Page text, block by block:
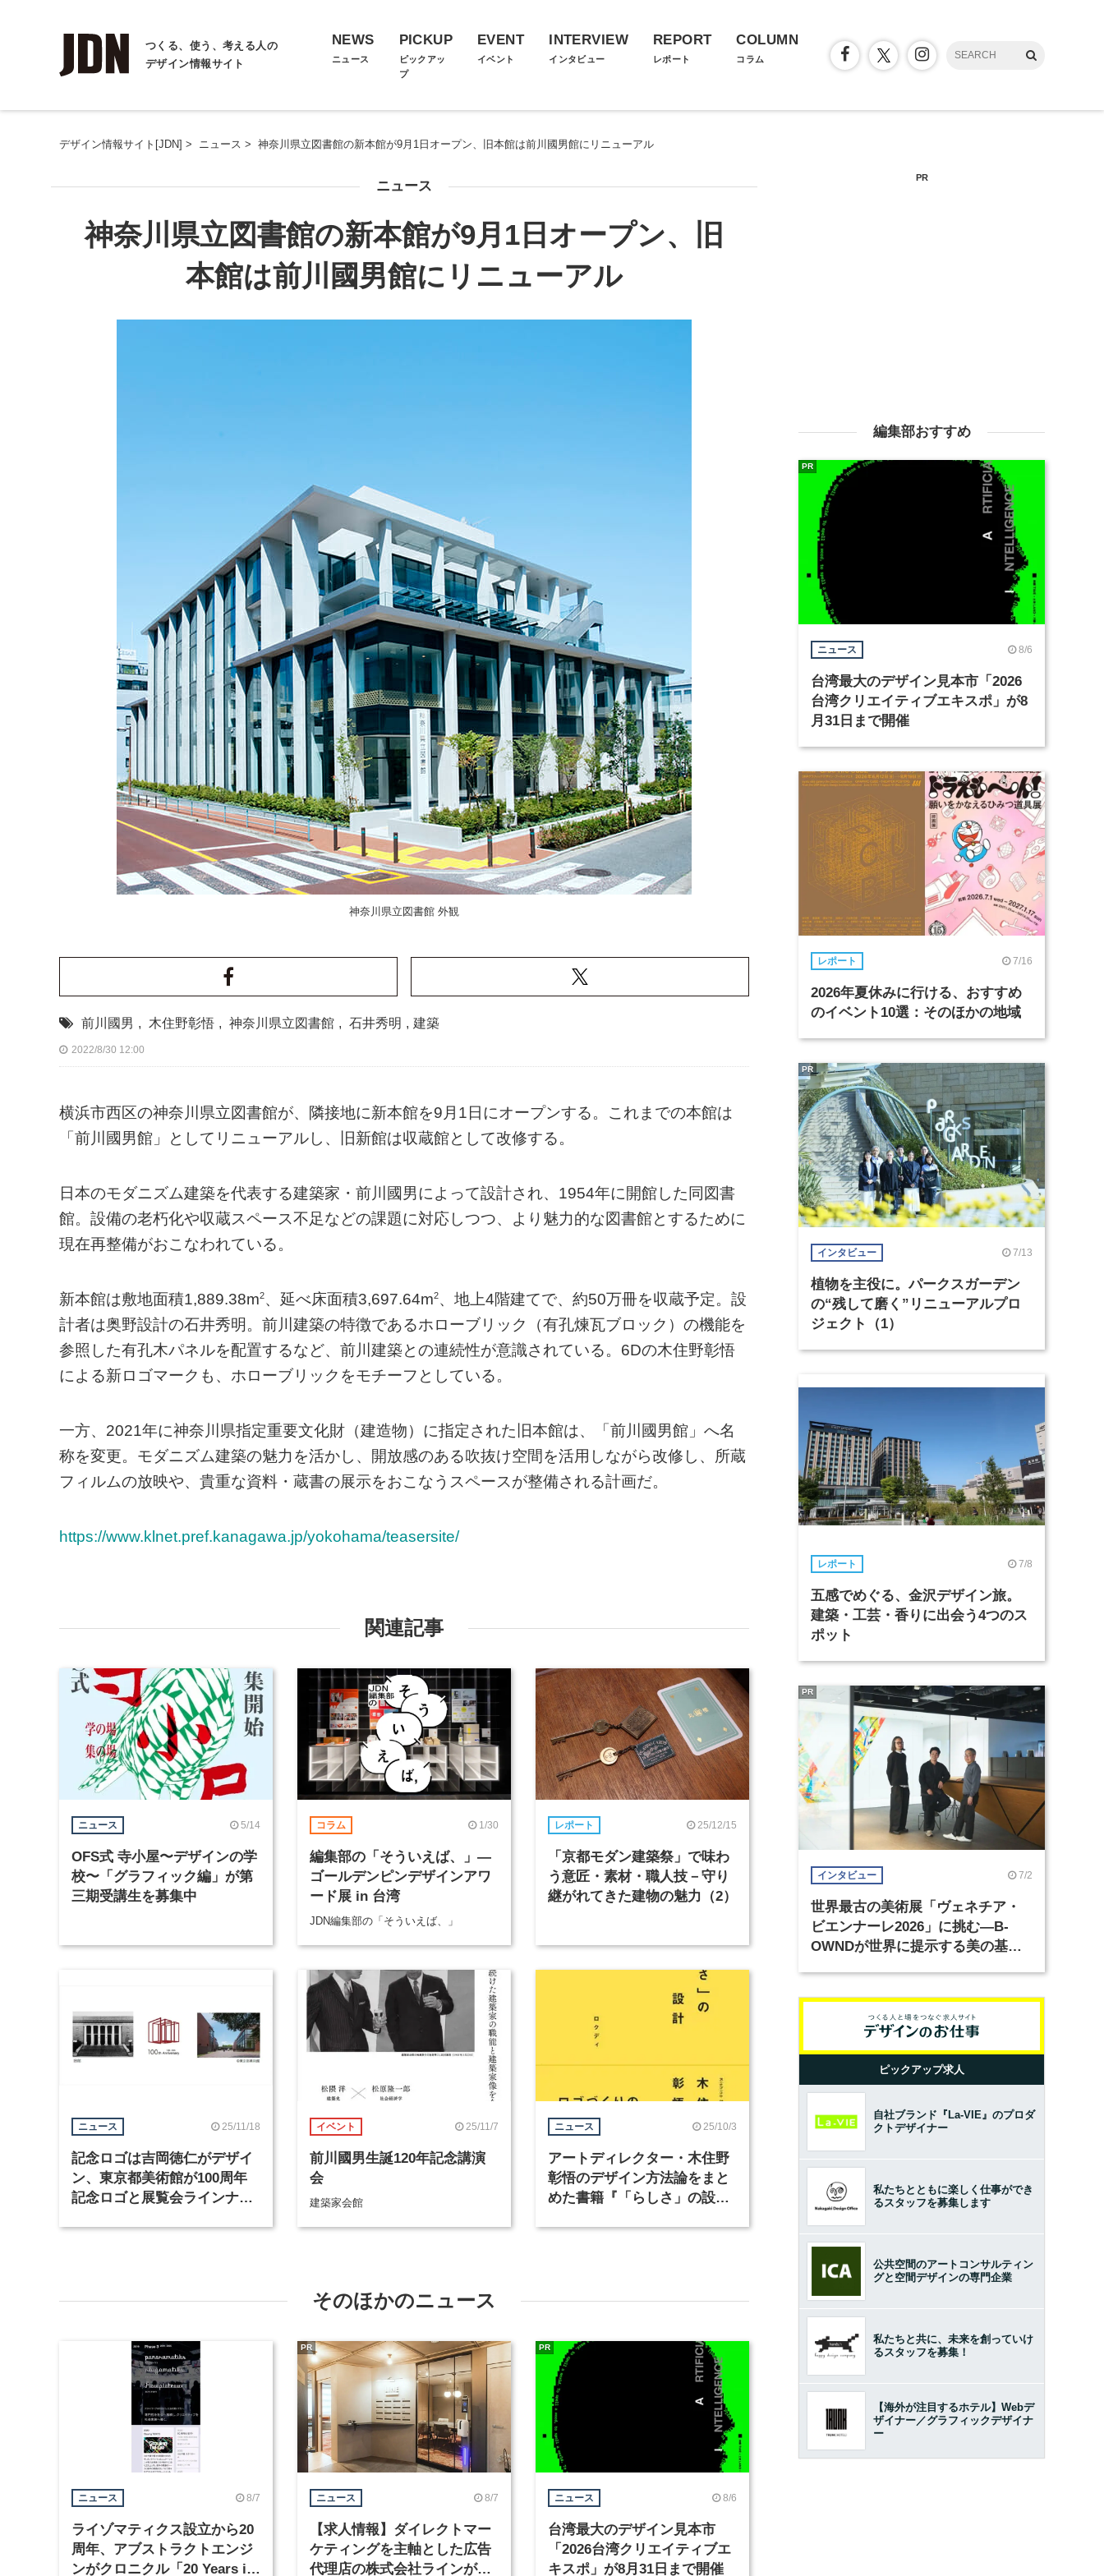
つくる、使う、考える人の
デザイン情報サイト
NEWS
ニュース
PICKUP
ピックアッ
プ
EVENT
イベント
INTERVIEW
インタビュー
REPORT
レポート
COLUMN
コラム
デザイン情報サイト[JDN] > ニュース > 神奈川県立図書館の新本館が9月1日オープン、旧本館は前川國男館にリニューアル
ニュース
神奈川県立図書館の新本館が9月1日オープン、旧
本館は前川國男館にリニューアル
神奈川県立図書館 外観
前川國男 , 木住野彰悟 , 神奈川県立図書館 , 石井秀明 , 建築
2022/8/30 12:00
横浜市西区の神奈川県立図書館が、隣接地に新本館を9月1日にオープンする。これまでの本館は
「前川國男館」としてリニューアルし、旧新館は収蔵館として改修する。
日本のモダニズム建築を代表する建築家・前川國男によって設計され、1954年に開館した同図書
館。設備の老朽化や収蔵スペース不足などの課題に対応しつつ、より魅力的な図書館とするために
現在再整備がおこなわれている。
新本館は敷地面積1,889.38m2、延べ床面積3,697.64m2、地上4階建てで、約50万冊を収蔵予定。設
計者は奥野設計の石井秀明。前川建築の特徴であるホローブリック（有孔煉瓦ブロック）の機能を
参照した有孔木パネルを配置するなど、前川建築との連続性が意識されている。6Dの木住野彰悟
による新ロゴマークも、ホローブリックをモチーフとしている。
一方、2021年に神奈川県指定重要文化財（建造物）に指定された旧本館は、「前川國男館」へ名
称を変更。モダニズム建築の魅力を活かし、開放感のある吹抜け空間を活用しながら改修し、所蔵
フィルムの放映や、貴重な資料・蔵書の展示をおこなうスペースが整備される計画だ。
https://www.klnet.pref.kanagawa.jp/yokohama/teasersite/
関連記事
ニュース 5/14
OFS式 寺小屋〜デザインの学
校〜「グラフィック編」が第
三期受講生を募集中
コラム 1/30
編集部の「そういえば、」―
ゴールデンピンデザインアワ
ード展 in 台湾
JDN編集部の「そういえば、」
レポート 25/12/15
「京都モダン建築祭」で味わ
う意匠・素材・職人技－守り
継がれてきた建物の魅力（2）
ニュース 25/11/18
記念ロゴは吉岡徳仁がデザイ
ン、東京都美術館が100周年
記念ロゴと展覧会ラインナッ
イベント 25/11/7
前川國男生誕120年記念講演
会
建築家会館
ニュース 25/10/3
アートディレクター・木住野
彰悟のデザイン方法論をまと
めた書籍『「らしさ」の設
そのほかのニュース
ニュース 8/7
ライゾマティクス設立から20
周年、アブストラクトエンジ
ンがクロニクル「20 Years in
ニュース 8/7
【求人情報】ダイレクトマー
ケティングを主軸とした広告
代理店の株式会社ラインが、
PR
ニュース 8/6
台湾最大のデザイン見本市
「2026台湾クリエイティブエ
キスポ」が8月31日まで開催
PR
PR
編集部おすすめ
ニュース 8/6
台湾最大のデザイン見本市「2026
台湾クリエイティブエキスポ」が8
月31日まで開催
PR
レポート 7/16
2026年夏休みに行ける、おすすめ
のイベント10選：そのほかの地域
インタビュー 7/13
植物を主役に。パークスガーデン
の“残して磨く”リニューアルプロ
ジェクト（1）
PR
レポート 7/8
五感でめぐる、金沢デザイン旅。
建築・工芸・香りに出会う4つのス
ポット
インタビュー 7/2
世界最古の美術展「ヴェネチア・
ビエンナーレ2026」に挑む―B-
OWNDが世界に提示する美の基準
PR
ピックアップ求人
自社ブランド『La-VIE』のプロダ
クトデザイナー
私たちとともに楽しく仕事ができ
るスタッフを募集します
公共空間のアートコンサルティン
グと空間デザインの専門企業
私たちと共に、未来を創っていけ
るスタッフを募集！
【海外が注目するホテル】Webデ
ザイナー／グラフィックデザイナ
ー